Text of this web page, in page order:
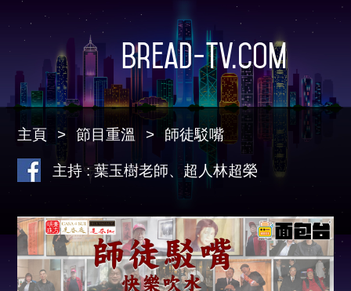
Bread-TV.com
主頁 節目重溫 師徒駁嘴
主持 : 葉玉樹老師、超人林超榮